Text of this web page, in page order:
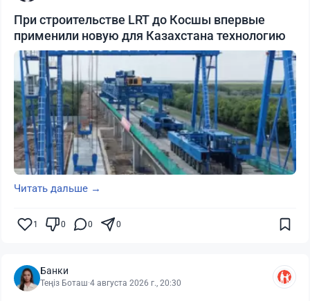
При строительстве LRT до Косшы впервые
применили новую для Казахстана технологию
Читать дальше →
1 0 0 0
Банки
Теңіз Боташ·4 августа 2026 г., 20:30